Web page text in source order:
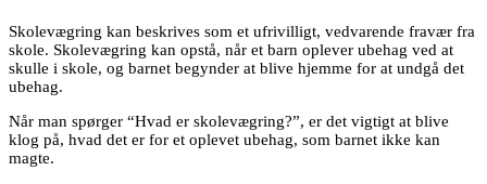
Skolevægring kan beskrives som et ufrivilligt, vedvarende fravær fra
skole. Skolevægring kan opstå, når et barn oplever ubehag ved at
skulle i skole, og barnet begynder at blive hjemme for at undgå det
ubehag.
Når man spørger “Hvad er skolevægring?”, er det vigtigt at blive
klog på, hvad det er for et oplevet ubehag, som barnet ikke kan
magte.